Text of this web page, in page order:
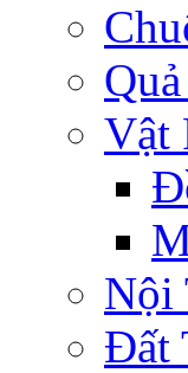
Vật
Nội
Đất